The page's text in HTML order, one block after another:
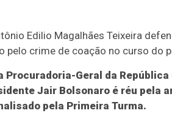
Edilio Magalhães Teixeira
pelo crime de coação no curso do
Geral da
Jair Bolsonaro é réu pela
pela Primeira Turma.